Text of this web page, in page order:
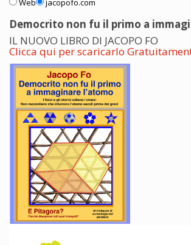
Web jacopofo.com
Democrito non fu il primo a
IL NUOVO LIBRO DI JACOPO FO
Clicca qui per scaricarlo